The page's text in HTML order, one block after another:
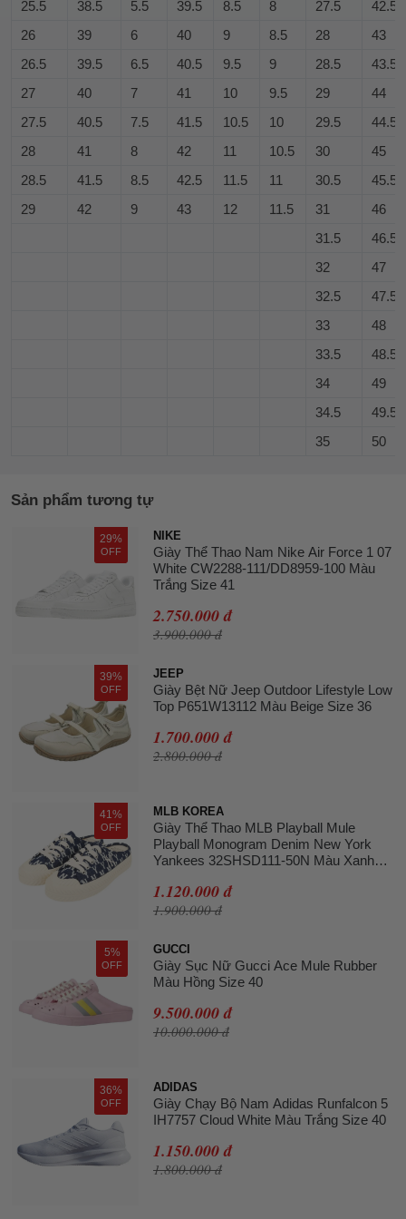
25.5
38.5 5.5 39.5 8.5 8 27.5
42.5
26
39 6 40 9 8.5 28
43
26.5
39.5 6.5 40.5 9.5 9 28.5
43.5
27
40 7 41 10 9.5 29
44
27.5
40.5 7.5 41.5 10.5 10 29.5
44.5
28
41 8 42 11 10.5 30
45
28.5
41.5 8.5 42.5 11.5 11 30.5
45.5
29
42 9 43 12 11.5 31
46
31.5
46.5
32
47
32.5
47.5
33
48
33.5
48.5
34
49
34.5
49.5
35
50
Sản phẩm tương tự
29%
OFF
NIKE
Giày Thể Thao Nam Nike Air Force 1 07
White CW2288-111/DD8959-100 Màu
Trắng Size 41
2.750.000 đ
3.900.000 đ
39%
OFF
JEEP
Giày Bệt Nữ Jeep Outdoor Lifestyle Low
Top P651W13112 Màu Beige Size 36
1.700.000 đ
2.800.000 đ
41%
OFF
MLB KOREA
Giày Thể Thao MLB Playball Mule
Playball Monogram Denim New York
Yankees 32SHSD111-50N Màu Xanh
1.120.000 đ
1.900.000 đ
5%
OFF
GUCCI
Giày Sục Nữ Gucci Ace Mule Rubber
Màu Hồng Size 40
9.500.000 đ
10.000.000 đ
36%
OFF
ADIDAS
Giày Chạy Bộ Nam Adidas Runfalcon 5
IH7757 Cloud White Màu Trắng Size 40
1.150.000 đ
1.800.000 đ